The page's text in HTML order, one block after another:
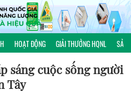
HOẠT ĐỘNG GIẢI THƯỞNG HQNL SẢN
KIẾN THỨC
sáng cuộc sống người
Tây